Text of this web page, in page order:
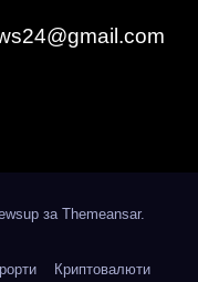
заThemeansar.
Криптовалюти